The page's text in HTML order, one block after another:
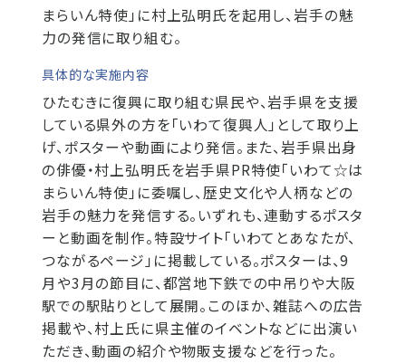
まらいん特使」に村上弘明氏を起用し、岩手の魅
力の発信に取り組む。
具体的な実施内容
ひたむきに復興に取り組む県民や、岩手県を支援
している県外の方を「いわて復興人」として取り上
げ、ポスターや動画により発信。また、岩手県出身
の俳優・村上弘明氏を岩手県PR特使「いわて☆は
まらいん特使」に委嘱し、歴史文化や人柄などの
岩手の魅力を発信する。いずれも、連動するポスタ
ーと動画を制作。特設サイト「いわてとあなたが、
つながるページ」に掲載している。ポスターは、9
月や3月の節目に、都営地下鉄での中吊りや大阪
駅での駅貼りとして展開。このほか、雑誌への広告
掲載や、村上氏に県主催のイベントなどに出演い
ただき、動画の紹介や物販支援などを行った。